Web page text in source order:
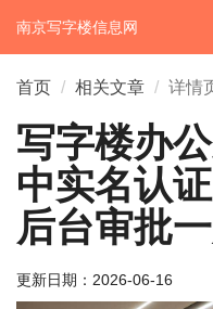
南京写字楼信息网
首页 相关文章 详情
写字楼办
中实名认
后台审批
更新日期： 2026-06-16